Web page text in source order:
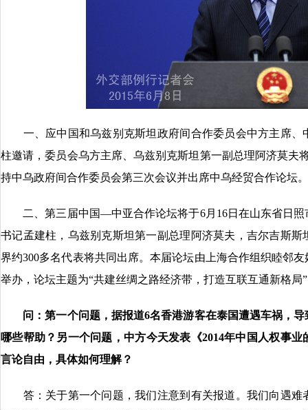
一、应中国和乌兹别克斯坦政府间合作委员会中方主席、
柱邀请，委员会乌方主席、乌兹别克斯坦第一副总理阿济莫夫
持中乌政府间合作委员会第三次会议并出席中乌经贸合作论坛。
二、第三届中国—中亚合作论坛将于6月16日在山东省日照
书记孟建柱，乌兹别克斯坦第一副总理阿济莫夫，吉尔吉斯
界约300多名代表将共同出席。本届论坛由上海合作组织睦邻
举办，论坛主题为“共建丝绸之路经济带，打造互联互通新格局
问：第一个问题，据报道6名香港游客在泰国遭遇车祸，导
哪些帮助？另一个问题，中方今天发表《2014年中国人权事
言论自由，具体如何理解？
答：关于第一个问题，我们注意到有关报道。我们向遇难